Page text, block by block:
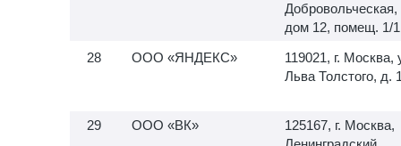
Добровольческая,
дом 12, помещ. 1/1
ООО «ЯНДЕКС»
119021, г. Москва,
Льва Толстого, д.
ООО «ВК»
125167, г. Москва,